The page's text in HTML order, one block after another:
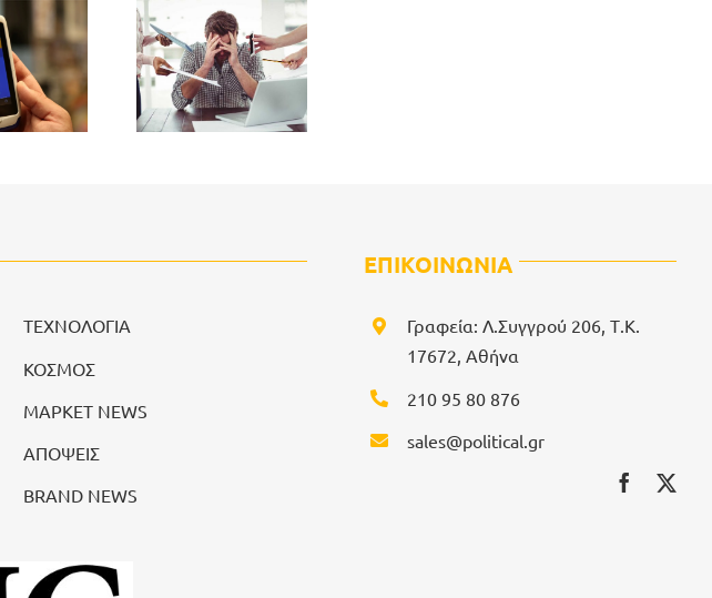
ΤΕΧΝΟΛΟΓΙΑ
ΚΟΣΜΟΣ
ΜΑΡΚΕΤ NEWS
ΑΠΟΨΕΙΣ
BRAND NEWS
ΕΠΙΚΟΙΝΩΝΙΑ
Γραφεία: Λ.Συγγρού 206, Τ.Κ.
17672, Αθήνα
210 95 80 876
sales@political.gr